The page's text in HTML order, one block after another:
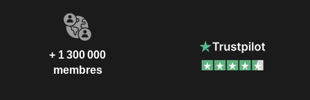
+ 1 300 000
membres